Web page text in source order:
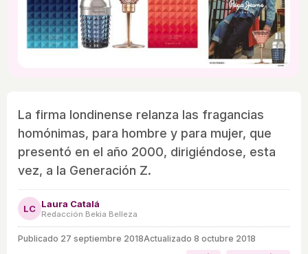
La firma londinense relanza las fragancias
homónimas, para hombre y para mujer, que
presentó en el año 2000, dirigiéndose, esta
vez, a la Generación Z.
LC Laura Catalá
Redacción Bekia Belleza
Publicado 27 septiembre 2018Actualizado 8 octubre 2018